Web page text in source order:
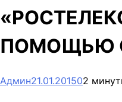
ПОМОЩЬЮ
Админ21.01.201502